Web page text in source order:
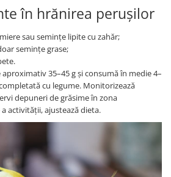
în hrănirea perușilor
sau semințe lipite cu zahăr;
semințe grase;
35–45 g și consumă în medie 4–
cu legume. Monitorizează
depuneri de grăsime în zona
activității, ajustează dieta.